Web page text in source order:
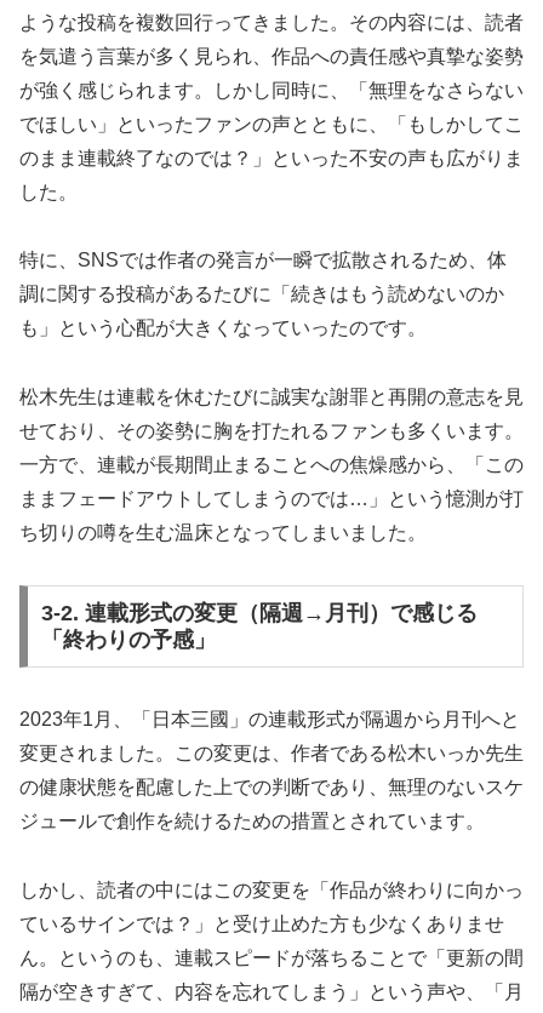
ような投稿を複数回行ってきました。その内容には、読者
を気遣う言葉が多く見られ、作品への責任感や真摯な姿勢
が強く感じられます。しかし同時に、「無理をなさらない
でほしい」といったファンの声とともに、「もしかしてこ
のまま連載終了なのでは？」といった不安の声も広がりま
した。
特に、SNSでは作者の発言が一瞬で拡散されるため、体
調に関する投稿があるたびに「続きはもう読めないのか
も」という心配が大きくなっていったのです。
松木先生は連載を休むたびに誠実な謝罪と再開の意志を見
せており、その姿勢に胸を打たれるファンも多くいます。
一方で、連載が長期間止まることへの焦燥感から、「この
ままフェードアウトしてしまうのでは…」という憶測が打
ち切りの噂を生む温床となってしまいました。
3-2. 連載形式の変更（隔週→月刊）で感じる
「終わりの予感」
2023年1月、「日本三國」の連載形式が隔週から月刊へと
変更されました。この変更は、作者である松木いっか先生
の健康状態を配慮した上での判断であり、無理のないスケ
ジュールで創作を続けるための措置とされています。
しかし、読者の中にはこの変更を「作品が終わりに向かっ
ているサインでは？」と受け止めた方も少なくありませ
ん。というのも、連載スピードが落ちることで「更新の間
隔が空きすぎて、内容を忘れてしまう」という声や、「月